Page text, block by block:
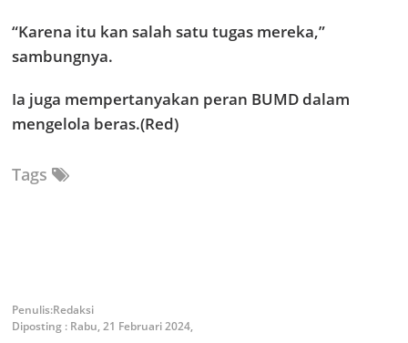
“Karena itu kan salah satu tugas mereka,”
sambungnya.
Ia juga mempertanyakan peran BUMD dalam
mengelola beras.(Red)
Tags
Redaksi
Diposting : Rabu, 21 Februari 2024,